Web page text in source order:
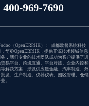
400-969-7690
odoo（OpenERP.HK） : 成都欧督系统科技
简称OpenERP.HK，提供开源技术领域信息
务，我们专业的技术团队成功为客户提供了进
易平台、跨境互通、平台对接、企业内控和
等解决方案，涉及供应链金融、汽车制造、外
批发、生产制造、仪器仪表、园区管理、仓储
。